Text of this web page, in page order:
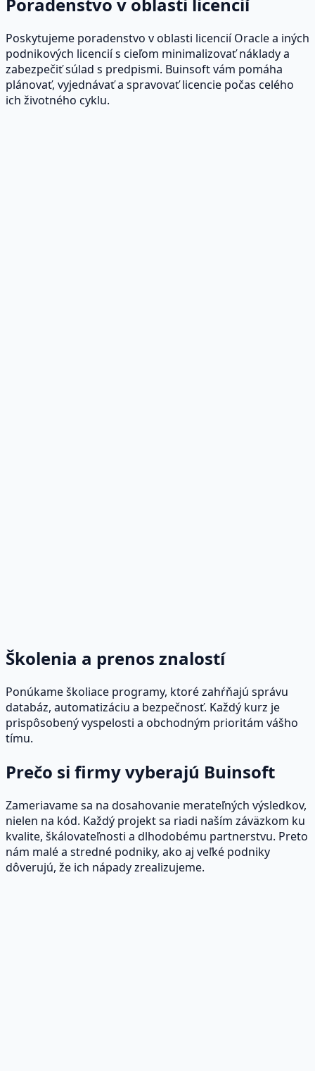
Poskytujeme poradenstvo v oblasti licencií Oracle a iných
podnikových licencií s cieľom minimalizovať náklady a
zabezpečiť súlad s predpismi. Buinsoft vám pomáha
plánovať, vyjednávať a spravovať licencie počas celého
ich životného cyklu.
Školenia a prenos znalostí
Ponúkame školiace programy, ktoré zahŕňajú správu
databáz, automatizáciu a bezpečnosť. Každý kurz je
prispôsobený vyspelosti a obchodným prioritám vášho
tímu.
Prečo si firmy vyberajú Buinsoft
Zameriavame sa na dosahovanie merateľných výsledkov,
nielen na kód. Každý projekt sa riadi naším záväzkom ku
kvalite, škálovateľnosti a dlhodobému partnerstvu. Preto
nám malé a stredné podniky, ako aj veľké podniky
dôverujú, že ich nápady zrealizujeme.